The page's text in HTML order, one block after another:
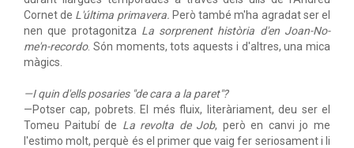
Cornet de L'última primavera. Però també m'ha agradat ser el
nen que protagonitza La sorprenent història d'en Joan-No-
me'n-recordo. Són moments, tots aquests i d'altres, una mica
màgics.
—I quin d'ells posaries "de cara a la paret"?
—Potser cap, pobrets. El més fluix, literàriament, deu ser el
Tomeu Paitubí de La revolta de Job, però en canvi jo me
l'estimo molt, perquè és el primer que vaig fer seriosament i li